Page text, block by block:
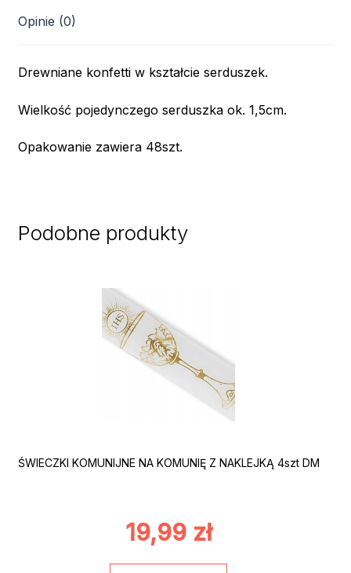
Opinie (0)
Drewniane konfetti w kształcie serduszek.
Wielkość pojedynczego serduszka ok. 1,5cm.
Opakowanie zawiera 48szt.
Podobne produkty
ŚWIECZKI KOMUNIJNE NA KOMUNIĘ Z NAKLEJKĄ 4szt DM
19,99 zł